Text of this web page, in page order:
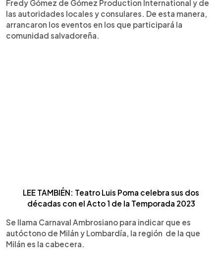
Fredy Gómez de Gómez Production International y de
las autoridades locales y consulares. De esta manera,
arrancaron los eventos en los que participará la
comunidad salvadoreña.
LEE TAMBIÉN: Teatro Luis Poma celebra sus dos
décadas con el Acto 1 de la Temporada 2023
Se llama Carnaval Ambrosiano para indicar que es
autóctono de Milán y Lombardía, la región de la que
Milán es la cabecera.